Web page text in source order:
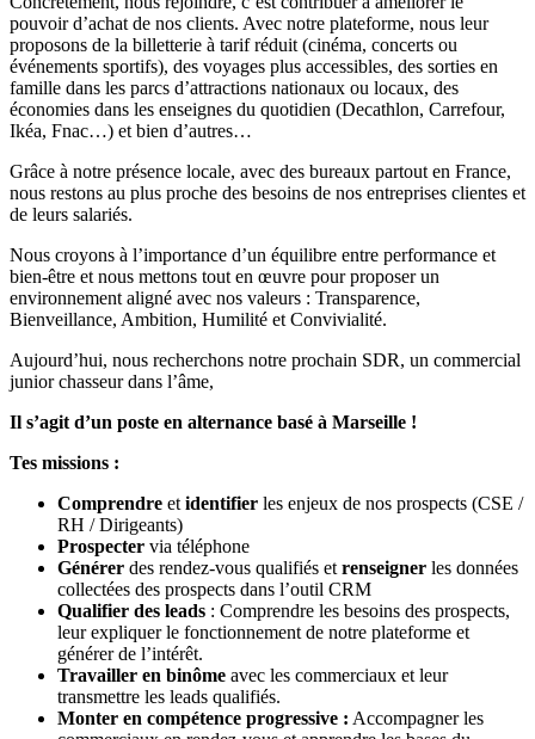
pouvoir d’achat de nos clients. Avec notre plateforme, nous leur
proposons de la billetterie à tarif réduit (cinéma, concerts ou
événements sportifs), des voyages plus accessibles, des sorties en
famille dans les parcs d’attractions nationaux ou locaux, des
économies dans les enseignes du quotidien (Decathlon, Carrefour,
Ikéa, Fnac…) et bien d’autres…
Grâce à notre présence locale, avec des bureaux partout en France,
nous restons au plus proche des besoins de nos entreprises clientes et
de leurs salariés.
Nous croyons à l’importance d’un équilibre entre performance et
bien-être et nous mettons tout en œuvre pour proposer un
environnement aligné avec nos valeurs : Transparence,
Bienveillance, Ambition, Humilité et Convivialité.
Aujourd’hui, nous recherchons notre prochain SDR, un commercial
junior chasseur dans l’âme,
Il s’agit d’un poste en alternance basé à Marseille !
Tes missions :
Comprendre et identifier les enjeux de nos prospects (CSE /
RH / Dirigeants)
Prospecter via téléphone
Générer des rendez-vous qualifiés et renseigner les données
collectées des prospects dans l’outil CRM
Qualifier des leads : Comprendre les besoins des prospects,
leur expliquer le fonctionnement de notre plateforme et
générer de l’intérêt.
Travailler en binôme avec les commerciaux et leur
transmettre les leads qualifiés.
Monter en compétence progressive : Accompagner les